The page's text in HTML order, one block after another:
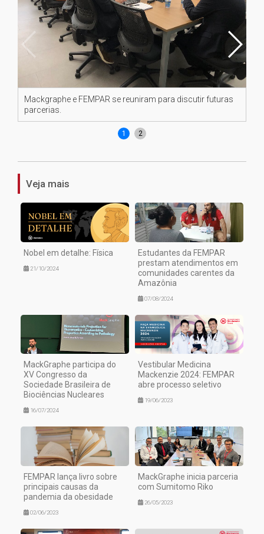
Mackgraphe e FEMPAR se reuniram para discutir futuras
parcerias.
1 2
Veja mais
Nobel em detalhe: Física
21/10/2024
Estudantes da FEMPAR
prestam atendimentos em
comunidades carentes da
Amazônia
07/08/2024
MackGraphe participa do
XV Congresso da
Sociedade Brasileira de
Biociências Nucleares
16/07/2024
Vestibular Medicina
Mackenzie 2024: FEMPAR
abre processo seletivo
19/06/2023
FEMPAR lança livro sobre
principais causas da
pandemia da obesidade
02/06/2023
MackGraphe inicia parceria
com Sumitomo Riko
26/05/2023